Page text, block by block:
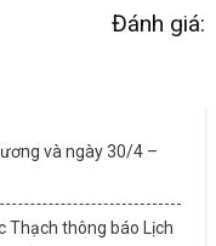
Đánh giá:
và ngày 30/4 –
Thạch thông báo Lịch